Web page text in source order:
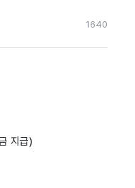
1640
지급)